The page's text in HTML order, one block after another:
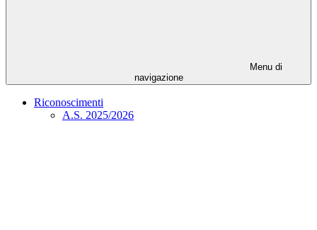
Menu di
navigazione
Riconoscimenti
A.S. 2025/2026